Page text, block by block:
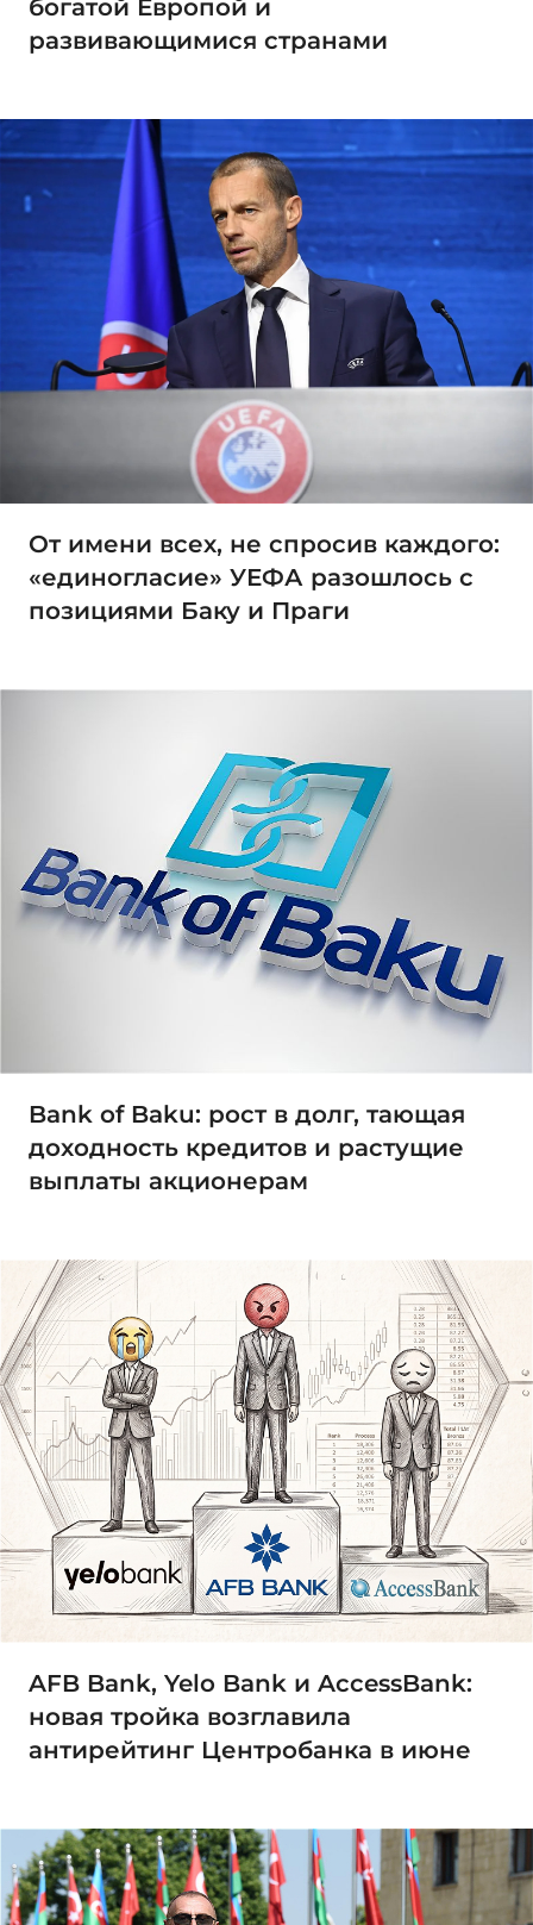
богатой Европой и
развивающимися странами
От имени всех, не спросив каждого:
«единогласие» УЕФА разошлось с
позициями Баку и Праги
Bank of Baku: рост в долг, тающая
доходность кредитов и растущие
выплаты акционерам
AFB Bank, Yelo Bank и AccessBank:
новая тройка возглавила
антирейтинг Центробанка в июне